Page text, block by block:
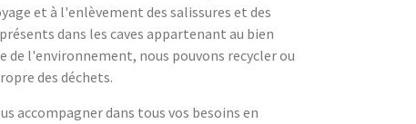
et à l'enlèvement des salissures et des
dans les caves appartenant au bien
l'environnement, nous pouvons recycler ou
des déchets.
accompagner dans tous vos besoins en